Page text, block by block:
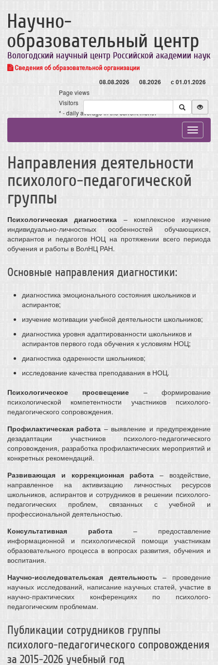
Научно-
образовательный центр
Вологодский научный центр Российской академии наук
Сведения об образовательной организации
08.08.2026 08.2026 с 01.01.2026
Page views
Visitors
* - daily average in the current month
Toggle
Направления деятельности
психолого-педагогической
группы
Психологическая диагностика – комплексное изучение
индивидуально-личностных особенностей обучающихся,
аспирантов и педагогов НОЦ на протяжении всего периода
обучения и работы в ВолНЦ РАН.
Основные направления диагностики:
диагностика эмоционального состояния школьников и
аспирантов;
изучение мотивации учебной деятельности школьников;
диагностика уровня адаптированности школьников и
аспирантов первого года обучения к условиям НОЦ;
диагностика одаренности школьников;
исследование качества преподавания в НОЦ.
Психологическое просвещение – формирование
психологической компетентности участников психолого-
педагогического сопровождения.
Профилактическая работа – выявление и предупреждение
дезадаптации участников психолого-педагогического
сопровождения, разработка профилактических мероприятий и
конкретных рекомендаций.
Развивающая и коррекционная работа – воздействие,
направленное на активизацию личностных ресурсов
школьников, аспирантов и сотрудников в решении психолого-
педагогических проблем, связанных с учебной и
профессиональной деятельностью.
Консультативная работа – предоставление
информационной и психологической помощи участникам
образовательного процесса в вопросах развития, обучения и
воспитания.
Научно-исследовательская деятельность – проведение
научных исследований, написание научных статей, участие в
научно-практических конференциях по психолого-
педагогическим проблемам.
Публикации сотрудников группы
психолого-педагогического сопровождения
за 2015-2026 учебный год